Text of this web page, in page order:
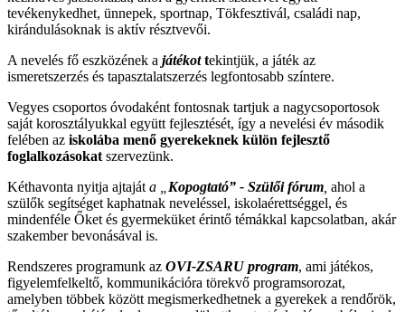
tevékenykedhet, ünnepek, sportnap, Tökfesztivál, családi nap,
kirándulásoknak is aktív résztvevői.
A nevelés fő eszközének a játékottekintjük, a játék az
ismeretszerzés és tapasztalatszerzés legfontosabb színtere.
Vegyes csoportos óvodaként fontosnak tartjuk a nagycsoportosok
saját korosztályukkal együtt fejlesztését, így a nevelési év második
felében az iskolába menő gyerekeknek külön fejlesztő
foglalkozásokat szervezünk.
Kéthavonta nyitja ajtaját a „ Kopogtató” - Szülői fórum ahol a
szülők segítséget kaphatnak neveléssel, iskolaérettséggel, és
mindenféle Őket és gyermeküket érintő témákkal kapcsolatban, akár
szakember bevonásával is.
Rendszeres programunk az OVI-ZSARU program, ami játékos,
figyelemfelkeltő, kommunikációra törekvő programsorozat,
amelyben többek között megismerkedhetnek a gyerekek a rendőrök,